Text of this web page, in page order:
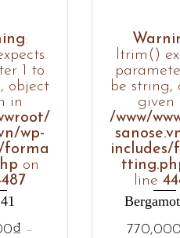
:
1 to
object
in
wp-
forma
on
₫ –
ltrim()
be string,
given
/www/
includes/
line
770,000